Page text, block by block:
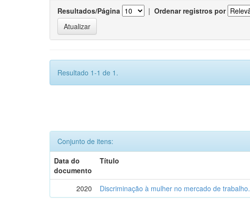
Resultados/Página | Ordenar registros por
Resultado 1-1 de 1.
Conjunto de itens:
Data do
documento
Título
2020 Discriminação à mulher no mercado de trabalho.